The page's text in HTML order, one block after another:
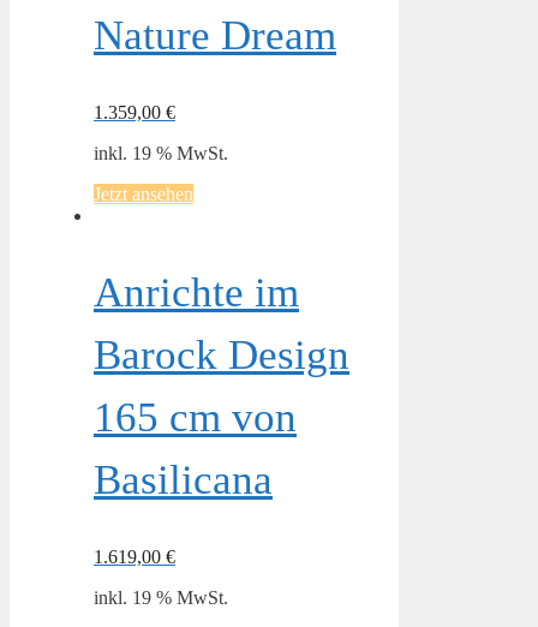
Nature Dream
1.359,00 €
inkl. 19 % MwSt.
Jetzt ansehen
Anrichte im
Barock Design
165 cm von
Basilicana
1.619,00 €
inkl. 19 % MwSt.